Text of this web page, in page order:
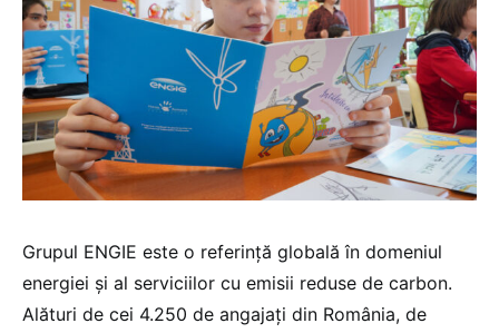
Grupul ENGIE este o referință globală în domeniul
energiei și al serviciilor cu emisii reduse de carbon.
Alături de cei 4.250 de angajați din România, de